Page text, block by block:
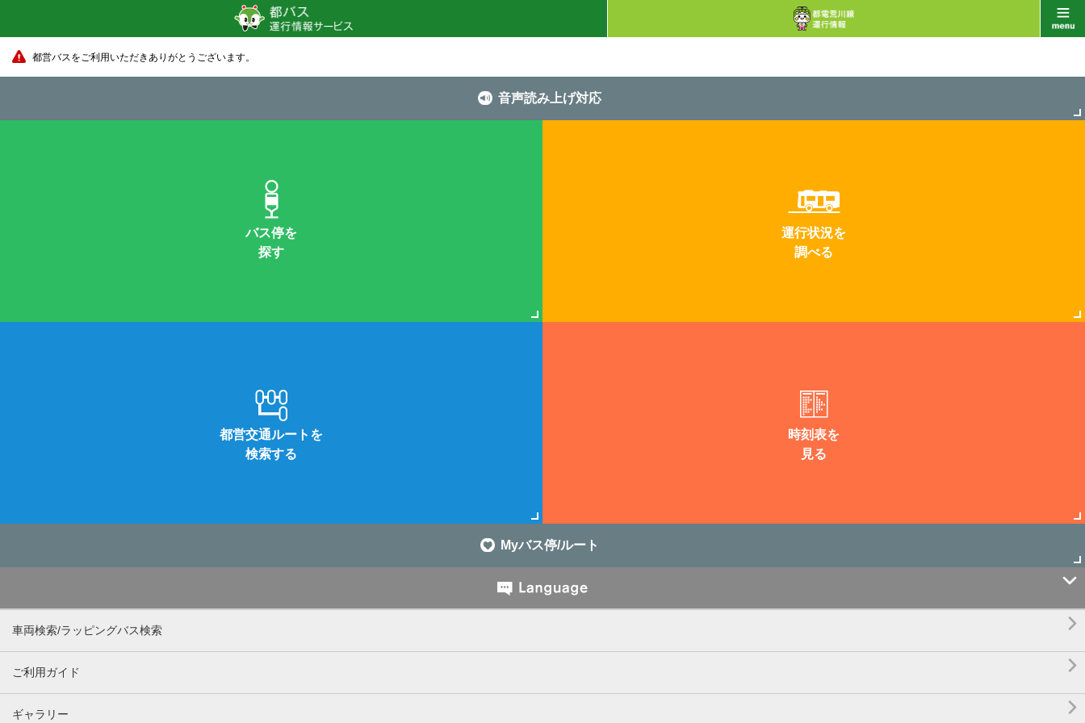
都営バスをご利用いただきありがとうございます。
音声読み上げ対応
バス停を
探す
運行状況を
調べる
都営交通ルートを
検索する
時刻表を
見る
Myバス停/ルート

車両検索/ラッピングバス検索 
ご利用ガイド 
ギャラリー 